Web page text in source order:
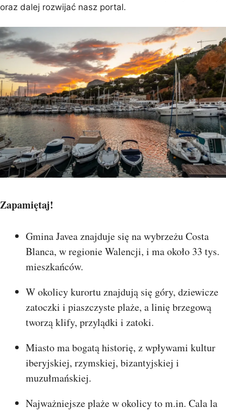
oraz dalej rozwijać nasz portal.
Zapamiętaj!
Gmina Javea znajduje się na wybrzeżu Costa
Blanca, w regionie Walencji, i ma około 33 tys.
mieszkańców.
W okolicy kurortu znajdują się góry, dziewicze
zatoczki i piaszczyste plaże, a linię brzegową
tworzą klify, przylądki i zatoki.
Miasto ma bogatą historię, z wpływami kultur
iberyjskiej, rzymskiej, bizantyjskiej i
muzułmańskiej.
Najważniejsze plaże w okolicy to m.in. Cala la